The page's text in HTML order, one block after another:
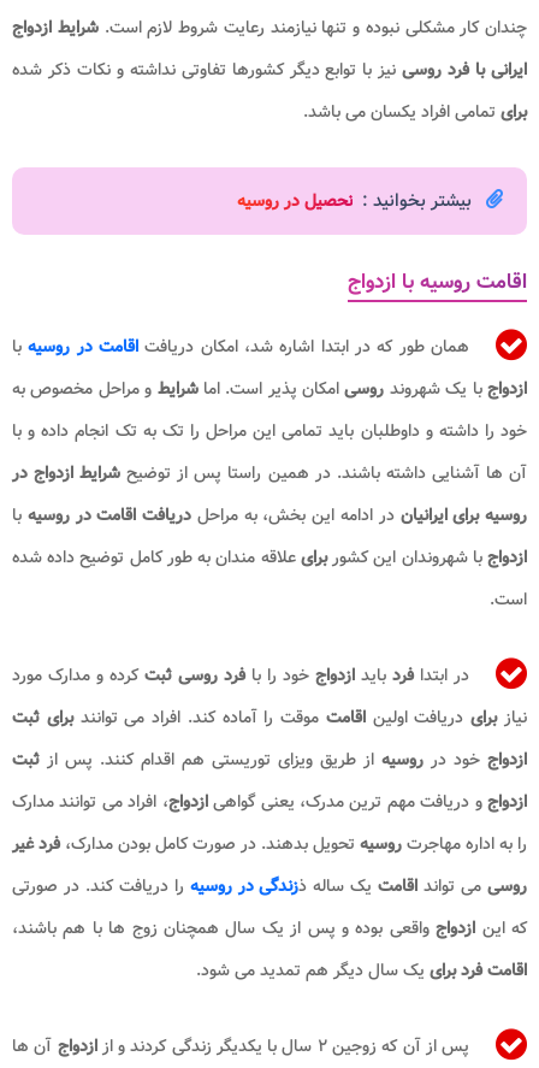
چندان کار مشکلی نبوده و تنها نیازمند رعایت شروط لازم است.شرایط ازدواج
ایرانی با فرد روسینیز با توابع دیگر کشورها تفاوتی نداشته و نکات ذکر شده
برای تمامی افراد یکسان می باشد.
بیشتر بخوانید : نحصیل در روسیه
اقامت روسیه با ازدواج
همان طور که در ابتدا اشاره شد، امکان دریافت اقامت در روسیهبا
ازدواجبا یک شهروند روسیامکان پذیر است. اماشرایط و مراحل مخصوص به
خود را داشته و داوطلبان باید تمامی این مراحل را تک به تک انجام داده و با
آن ها آشنایی داشته باشند. در همین راستا پس از توضیح شرایط ازدواج در
روسیه برای ایرانیان در ادامه این بخش، به مراحل دریافت اقامت در روسیه با
ازدواجبا شهروندان این کشوربرایعلاقه مندان به طور کامل توضیح داده شده
است.
در ابتدافرد باید ازدواج خود را با فرد روسی ثبتکرده و مدارک مورد
نیازبرای دریافت اولیناقامت موقت را آماده کند. افراد می توانندبرای ثبت
ازدواج خود در روسیه از طریق ویزای توریستی هم اقدام کنند. پس از ثبت
ازدواجو دریافت مهم ترین مدرک، یعنی گواهیازدواج، افراد می توانند مدارک
را به اداره مهاجرتروسیه تحویل بدهند. در صورت کامل بودن مدارک،فرد غیر
روسیمی تواند اقامتیک ساله ذزندگی در روسیه را دریافت کند. در صورتی
که این ازدواجواقعی بوده و پس از یک سال همچنان زوج ها با هم باشند،
اقامت فردبرای یک سال دیگر هم تمدید می شود.
پس از آن که زوجین ۲ سال با یکدیگر زندگی کردند و از ازدواج آن ها